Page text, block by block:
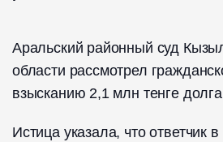
Аральский районный суд
области рассмотрел
взысканию 2,1 млн тенге
Истица указала, что ответчик